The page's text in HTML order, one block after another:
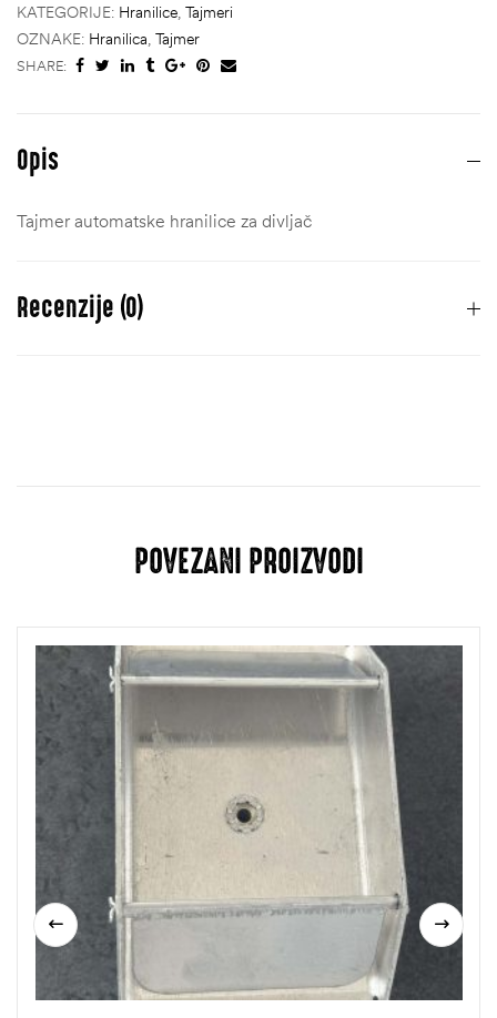
KATEGORIJE: Hranilice, Tajmeri
OZNAKE: Hranilica, Tajmer
SHARE:
Opis
Tajmer automatske hranilice za divljač
Recenzije (0)
POVEZANI PROIZVODI